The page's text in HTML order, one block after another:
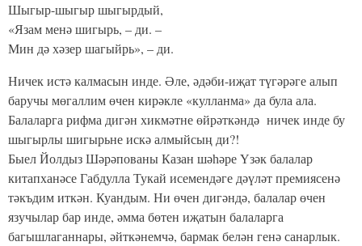
Шыгыр-шыгыр шыгырдый,
«Язам менә шигырь, – ди. –
Мин дә хәзер шагыйрь», – ди.
Ничек истә калмасын инде. Әле, әдәби-иҗат түгәрәге алып
баручы мөгаллим өчен кирәкле «кулланма» да була ала.
Балаларга рифма дигән хикмәтне өйрәткәндә ничек инде бу
шыгырлы шигырьне искә алмыйсың ди?!
Быел Йолдыз Шәрәпованы Казан шәһәре Үзәк балалар
китапханәсе Габдулла Тукай исемендәге дәүләт премиясенә
тәкъдим иткән. Куандым. Ни өчен дигәндә, балалар өчен
язучылар бар инде, әмма бөтен иҗатын балаларга
багышлаганнары, әйткәнемчә, бармак белән генә санарлык.